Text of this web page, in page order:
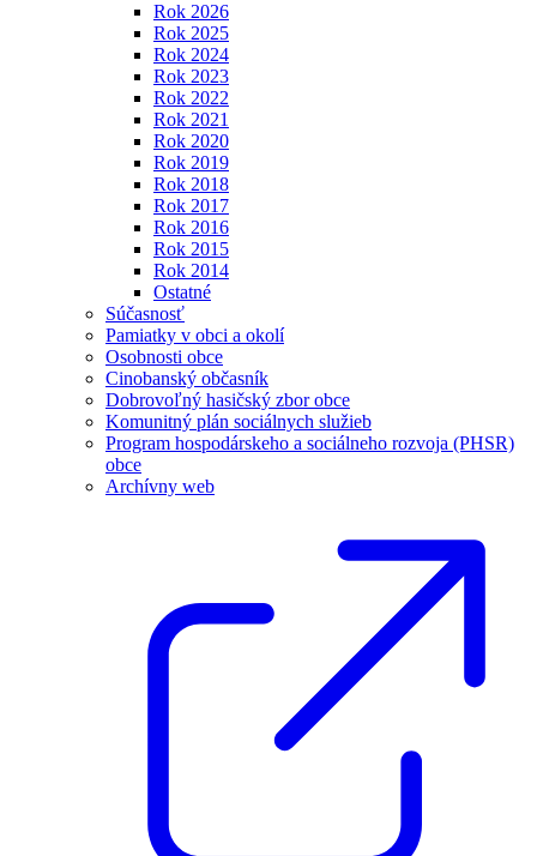
Rok 2026
Rok 2025
Rok 2024
Rok 2023
Rok 2022
Rok 2021
Rok 2020
Rok 2019
Rok 2018
Rok 2017
Rok 2016
Rok 2015
Rok 2014
Ostatné
Súčasnosť
Pamiatky v obci a okolí
Osobnosti obce
Cinobanský občasník
Dobrovoľný hasičský zbor obce
Komunitný plán sociálnych služieb
Program hospodárskeho a sociálneho rozvoja (PHSR)
obce
Archívny web